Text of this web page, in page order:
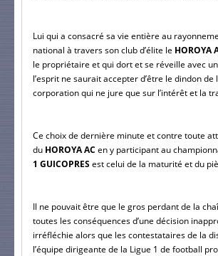
Lui qui a consacré sa vie entière au
national à travers son club d’élite le HOROYA
le propriétaire et qui dort et se réveille avec
l’esprit ne saurait accepter d’être le dindon de
corporation qui ne jure que sur l’intérêt et la
Ce choix de dernière minute et contre toute
du HOROYA AC en y participant au
1 GUICOPRES est celui de la maturité et du
Il ne pouvait être que le gros perdant de la
toutes les conséquences d’une décision
irréfléchie alors que les contestataires de la
l’équipe dirigeante de la Ligue 1 de football